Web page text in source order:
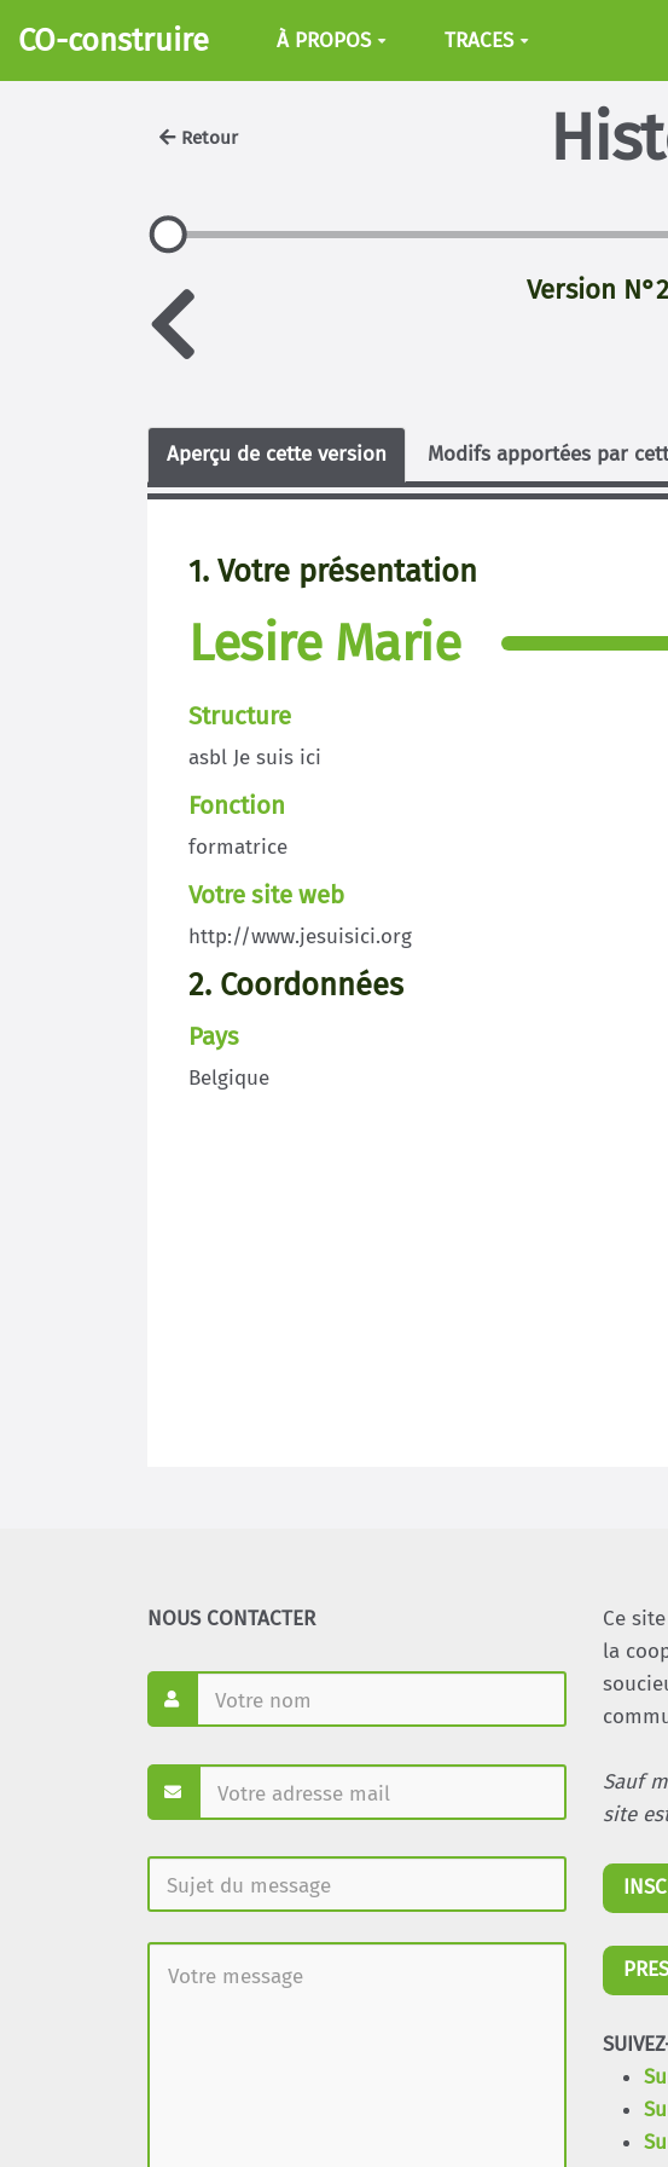
Aller au contenu principal
CO-construire À PROPOS TRACES
Retour
Version
Aperçu de cette version Modifs apportées par
1. Votre présentation
Lesire Marie
Structure
asbl Je suis ici
Fonction
formatrice
Votre site web
http://www.jesuisici.org
2. Coordonnées
Pays
Belgique
NOUS CONTACTER Ce
la
Sauf
site